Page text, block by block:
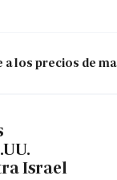
a los precios de
Israel